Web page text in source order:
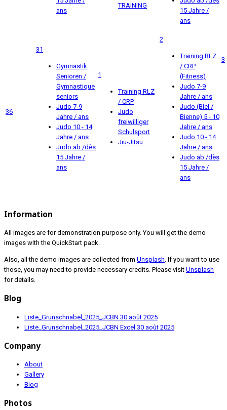
ans
TRAINING
15 Jahre /
ans
36
31
Gymnastik
Senioren /
Gymnastique
seniors
Judo 7-9
Jahre / ans
Judo 10 - 14
Jahre / ans
Judo ab /dès
15 Jahre /
ans
1
Training RLZ
/ CRP
Judo
freiwilliger
Schulsport
Jiu-Jitsu
2
Training RLZ
/ CRP
(Fitness)
Judo 7-9
Jahre / ans
Judo (Biel /
Bienne) 5 - 10
Jahre / ans
Judo 10 - 14
Jahre / ans
Judo ab /dès
15 Jahre /
ans
3
Information
All images are for demonstration purpose only. You will get the demo
images with the QuickStart pack.
Also, all the demo images are collected from Unsplash. If you want to use
those, you may need to provide necessary credits. Please visit Unsplash
for details.
Blog
Liste_Grunschnabel_2025_JCBN 30 août 2025
Liste_Grunschnabel_2025_JCBN Excel 30 août 2025
Company
About
Gallery
Blog
Photos